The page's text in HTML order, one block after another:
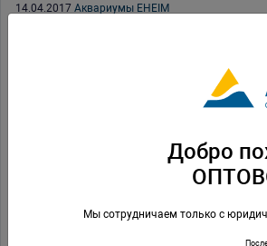
14.04.2017 Аквариумы EHEIM
Коралловый грунт оолит PRIME
Акция на прудовые средства TETRA
С 23 февраля
Добро
Мы сотрудничаем только с